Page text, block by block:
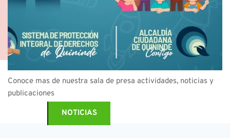
Conoce mas de nuestra sala de presa actividades, noticias y
publicaciones
NOTICIAS